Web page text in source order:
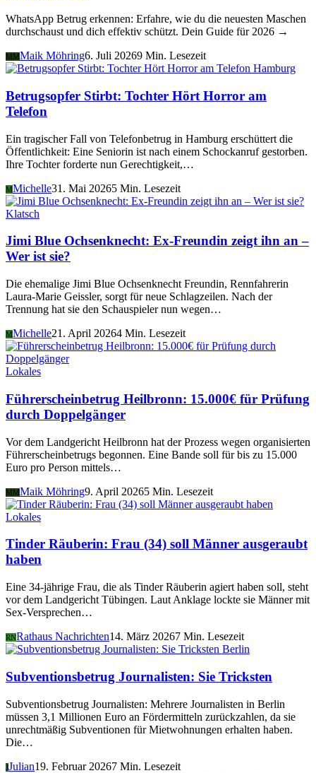
WhatsApp Betrug erkennen: Erfahre, wie du die neuesten Maschen
durchschaust und dich effektiv schützt. Dein Guide für 2026 →
MM Maik Möhring6. Juli 20269 Min. Lesezeit
Hamburg
Betrugsopfer Stirbt: Tochter Hört Horror am
Telefon
Ein tragischer Fall von Telefonbetrug in Hamburg erschüttert die
Öffentlichkeit: Eine Seniorin ist nach einem Schockanruf gestorben.
Ihre Tochter forderte nun Gerechtigkeit,…
MMichelle31. Mai 20265 Min. Lesezeit
Klatsch
Jimi Blue Ochsenknecht: Ex-Freundin zeigt ihn an –
Wer ist sie?
Die ehemalige Jimi Blue Ochsenknecht Freundin, Rennfahrerin
Laura-Marie Geissler, sorgt für neue Schlagzeilen. Nach der
Trennung hat sie den Schauspieler nun wegen…
MMichelle21. April 20264 Min. Lesezeit
Lokales
Führerscheinbetrug Heilbronn: 15.000€ für Prüfung
durch Doppelgänger
Vor dem Landgericht Heilbronn hat der Prozess wegen organisierten
Führerscheinbetrugs begonnen. Eine Bande soll für bis zu 15.000
Euro pro Person mittels…
MMMaik Möhring9. April 20265 Min. Lesezeit
Lokales
Tinder Räuberin: Frau (34) soll Männer ausgeraubt
haben
Eine 34-jährige Frau, die als Tinder Räuberin agiert haben soll, steht
vor dem Landgericht Tübingen. Laut Anklage lockte sie Männer mit
Sex-Versprechen…
RNRathaus Nachrichten14. März 20267 Min. Lesezeit
Berlin
Subventionsbetrug Journalisten: Sie Tricksten
Subventionsbetrug Journalisten: Mehrere Journalisten in Berlin
müssen 3,1 Millionen Euro an Fördermitteln zurückzahlen, da sie
unrechtmäßig Subventionen für Mietwohnungen erhalten haben.
Die…
JJulian19. Februar 20267 Min. Lesezeit